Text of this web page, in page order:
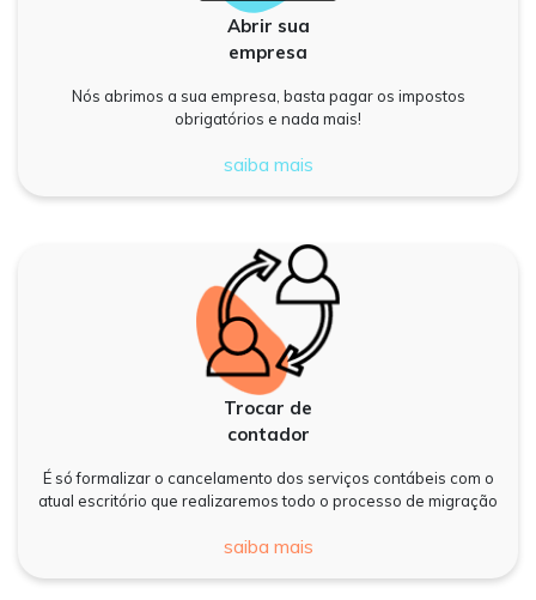
Abrir sua
empresa
Nós abrimos a sua empresa, basta pagar os impostos
obrigatórios e nada mais!
saiba mais
Trocar de
contador
É só formalizar o cancelamento dos serviços contábeis com o
atual escritório que realizaremos todo o processo de migração
saiba mais